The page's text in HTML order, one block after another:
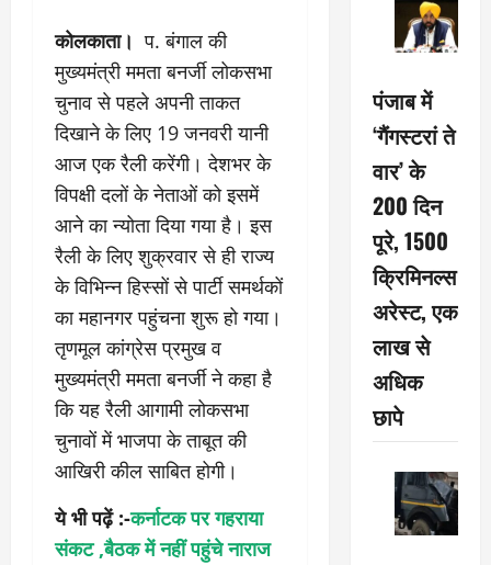
कोलकाता। प. बंगाल की
मुख्यमंत्री ममता बनर्जी लोकसभा
चुनाव से पहले अपनी ताकत
दिखाने के लिए 19 जनवरी यानी
आज एक रैली करेंगी। देशभर के
विपक्षी दलों के नेताओं को इसमें
आने का न्योता दिया गया है। इस
रैली के लिए शुक्रवार से ही राज्य
के विभिन्न हिस्सों से पार्टी समर्थकों
का महानगर पहुंचना शुरू हो गया।
तृणमूल कांग्रेस प्रमुख व
मुख्यमंत्री ममता बनर्जी ने कहा है
कि यह रैली आगामी लोकसभा
चुनावों में भाजपा के ताबूत की
आखिरी कील साबित होगी।
ये भी पढ़ें :-कर्नाटक पर गहराया
संकट ,बैठक में नहीं पहुंचे नाराज
पंजाब में
‘गैंगस्टरां ते
वार’ के
200 दिन
पूरे, 1500
क्रिमिनल्स
अरेस्ट, एक
लाख से
अधिक
छापे